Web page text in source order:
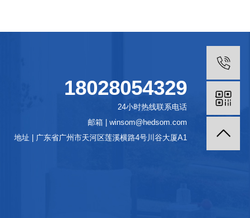
18028054329
24小时热线联系电话
邮箱 | winsom@hedsom.com
地址 | 广东省广州市天河区莲溪横路4号川谷大厦A1